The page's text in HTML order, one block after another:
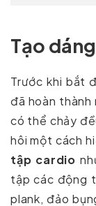
Tạo
Trước khi bắt
đã hoàn
có thể chảy
hôi một cách
tập cardio
tập các động
plank, đảo